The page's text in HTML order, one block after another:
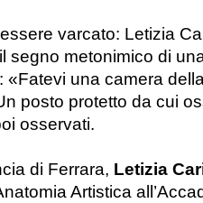
varcato: Letizia
segno metonimico di
«Fatevi una camera
posto protetto da cui
osservati.
di Ferrara, Letizia
Artistica